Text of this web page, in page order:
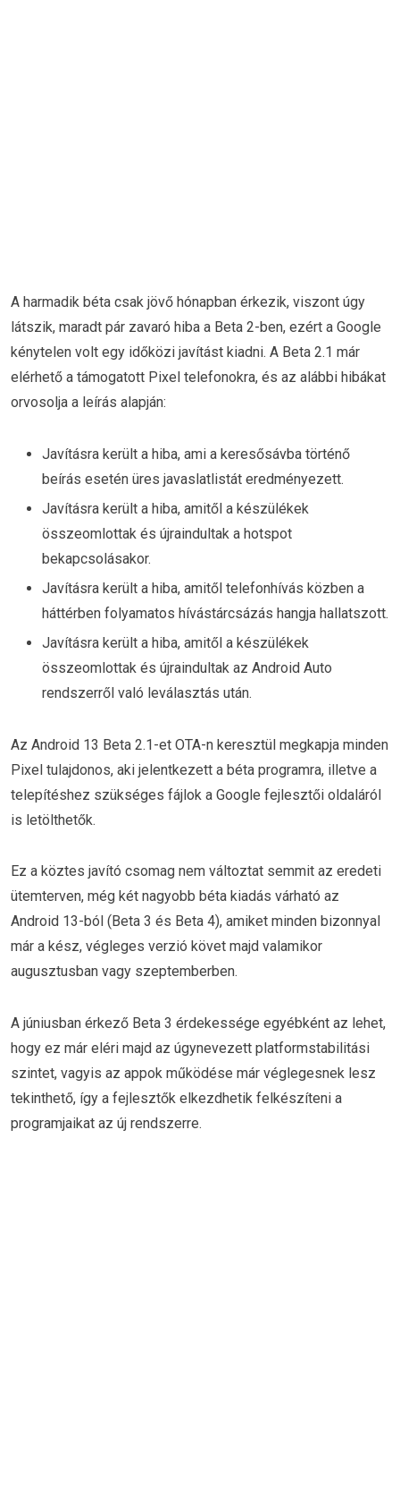
A harmadik béta csak jövő hónapban érkezik, viszont úgy
látszik, maradt pár zavaró hiba a Beta 2-ben, ezért a Google
kénytelen volt egy időközi javítást kiadni. A Beta 2.1 már
elérhető a támogatott Pixel telefonokra, és az alábbi hibákat
orvosolja a leírás alapján:
Javításra került a hiba, ami a keresősávba történő
beírás esetén üres javaslatlistát eredményezett.
Javításra került a hiba, amitől a készülékek
összeomlottak és újraindultak a hotspot
bekapcsolásakor.
Javításra került a hiba, amitől telefonhívás közben a
háttérben folyamatos hívástárcsázás hangja hallatszott.
Javításra került a hiba, amitől a készülékek
összeomlottak és újraindultak az Android Auto
rendszerről való leválasztás után.
Az Android 13 Beta 2.1-et OTA-n keresztül megkapja minden
Pixel tulajdonos, aki jelentkezett a béta programra, illetve a
telepítéshez szükséges fájlok a Google fejlesztői oldaláról
is letölthetők.
Ez a köztes javító csomag nem változtat semmit az eredeti
ütemterven, még két nagyobb béta kiadás várható az
Android 13-ból (Beta 3 és Beta 4), amiket minden bizonnyal
már a kész, végleges verzió követ majd valamikor
augusztusban vagy szeptemberben.
A júniusban érkező Beta 3 érdekessége egyébként az lehet,
hogy ez már eléri majd az úgynevezett platformstabilitási
szintet, vagyis az appok működése már véglegesnek lesz
tekinthető, így a fejlesztők elkezdhetik felkészíteni a
programjaikat az új rendszerre.